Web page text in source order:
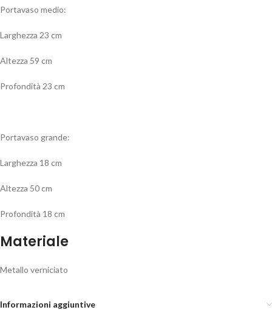
Portavaso medio:
Larghezza 23 cm
Altezza 59 cm
Profondità 23 cm
Portavaso grande:
Larghezza 18 cm
Altezza 50 cm
Profondità 18 cm
Materiale
Metallo verniciato
Informazioni aggiuntive